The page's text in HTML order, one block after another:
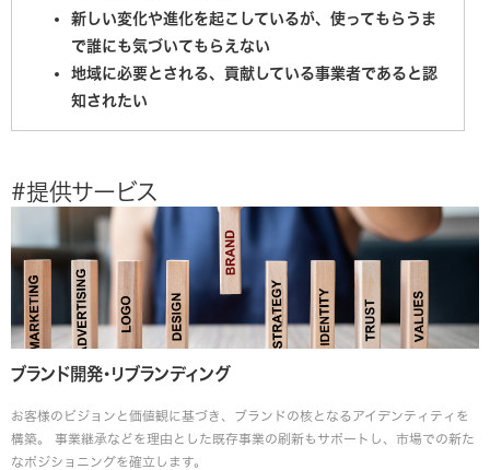
新しい変化や進化を起こしているが、使ってもらうま
で誰にも気づいてもらえない
地域に必要とされる、貢献している事業者であると認
知されたい
#提供サービス
ブランド開発・リブランディング
お客様のビジョンと価値観に基づき、ブランドの核となるアイデンティティを
構築。 事業継承などを理由とした既存事業の刷新もサポートし、市場での新た
なポジショニングを確立します。